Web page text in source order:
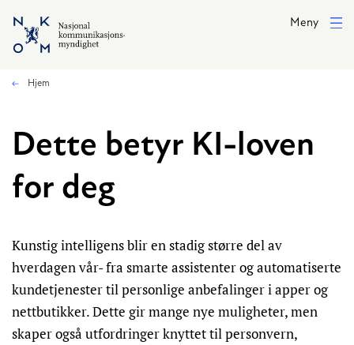
Hopp til hovedinnhold
Meny
Hjem
Dette betyr KI-loven
for deg
Kunstig intelligens blir en stadig større del av
hverdagen vår- fra smarte assistenter og automatiserte
kundetjenester til personlige anbefalinger i apper og
nettbutikker. Dette gir mange nye muligheter, men
skaper også utfordringer knyttet til personvern,